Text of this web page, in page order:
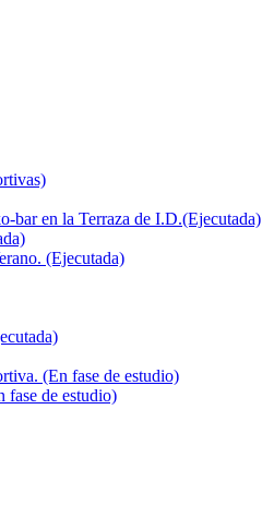
bar en la Terraza de I.D.(Ejecutada)
(Ejecutada)
(En fase de estudio)
fase de estudio)